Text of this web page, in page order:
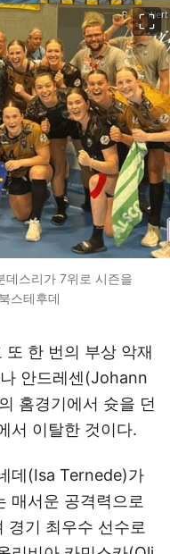
스리가 7위로 시즌을
스테후데
한 번의 부상 악재
안드레센(Johann
홈경기에서 슛을 던
서 이탈한 것이다.
데(Isa Ternede)가
매서운 공격력으로
경기 최우수 선수로